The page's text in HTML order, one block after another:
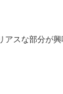
アスな部分が